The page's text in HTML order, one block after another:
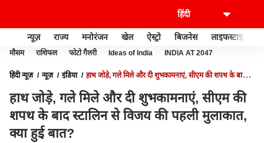
न्यूज़ राज्य मनोरंजन खेल ऐस्ट्रो बिजनेस लाइफस्टाइल
मौसम राशिफल फोटो गैलरी Ideas of India INDIA AT 2047
हिंदी न्यूज़ न्यूज़ इंडिया
हाथ जोड़े, गले मिले और दी शुभकामनाएं, सीएम की शपथ के बाद
हाथ जोड़े, गले मिले और दी शुभकामनाएं, सीएम की
शपथ के बाद स्टालिन से विजय की पहली मुलाकात,
क्या हुई बात?